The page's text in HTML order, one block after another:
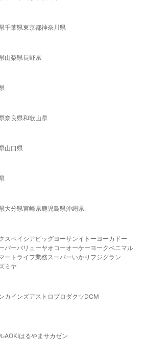
千葉県東京都神奈川県
山梨県長野県
奈良県和歌山県
山口県
大分県宮崎県鹿児島県沖縄県
スベイシア ビッグヨーサンイトーヨーカドー
パーバリューヤオコーオーケー ヨークベニマル
ート ライフ業務スーパーいかり フジグラン
ミヤ
カインズアストロプロダクツDCM
AOKIはるやま サカゼン